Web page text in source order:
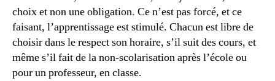
choix et non une obligation. Ce n’est pas forcé, et ce
faisant, l’apprentissage est stimulé. Chacun est libre de
choisir dans le respect son horaire, s’il suit des cours, et
même s’il fait de la non-scolarisation après l’école ou
pour un professeur, en classe.